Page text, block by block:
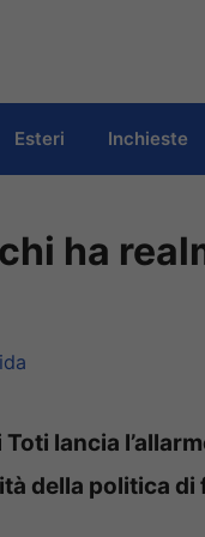
Esteri Inchieste
ha
lancia
della politica di